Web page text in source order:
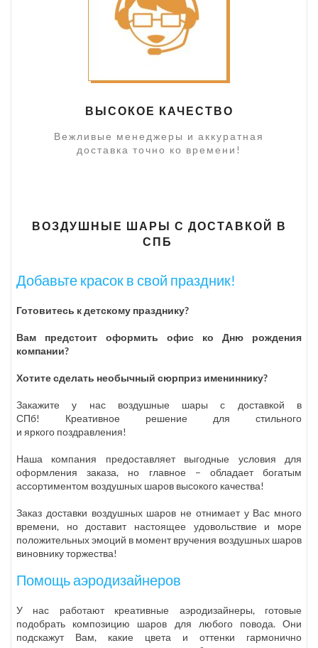
ВЫСОКОЕ КАЧЕСТВО
Вежливые менеджеры и аккуратная
доставка точно ко времени!
ВОЗДУШНЫЕ ШАРЫ С ДОСТАВКОЙ В
СПБ
Добавьте красок в свой праздник!
Готовитесь к детскому празднику?
Вам предстоит оформить офис ко Дню рождения
компании?
Хотите сделать необычный сюрприз имениннику?
Закажите у нас воздушные шары с доставкой в
СПб! Креативное решение для стильного
и яркого поздравления!
Наша компания предоставляет выгодные условия для
оформления заказа, но главное – обладает богатым
ассортиментом воздушных шаров высокого качества!
Заказ доставки воздушных шаров не отнимает у Вас много
времени, но доставит настоящее удовольствие и море
положительных эмоций в момент вручения воздушных шаров
виновнику торжества!
Помощь аэродизайнеров
У нас работают креативные аэродизайнеры, готовые
подобрать композицию шаров для любого повода. Они
подскажут Вам, какие цвета и оттенки гармонично